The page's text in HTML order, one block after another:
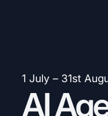
1 July – 31st
AI